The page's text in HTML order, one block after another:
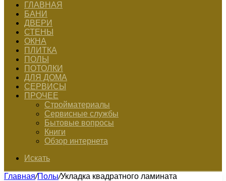
ГЛАВНАЯ
БАНИ
ДВЕРИ
СТЕНЫ
ОКНА
ПЛИТКА
ПОЛЫ
ПОТОЛКИ
ДЛЯ ДОМА
СЕРВИСЫ
ПРОЧЕЕ
Стройматериалы
Сервисные службы
Бытовые вопросы
Книги
Обзор интернета
Искать
Главная/Полы/Укладка квадратного ламината